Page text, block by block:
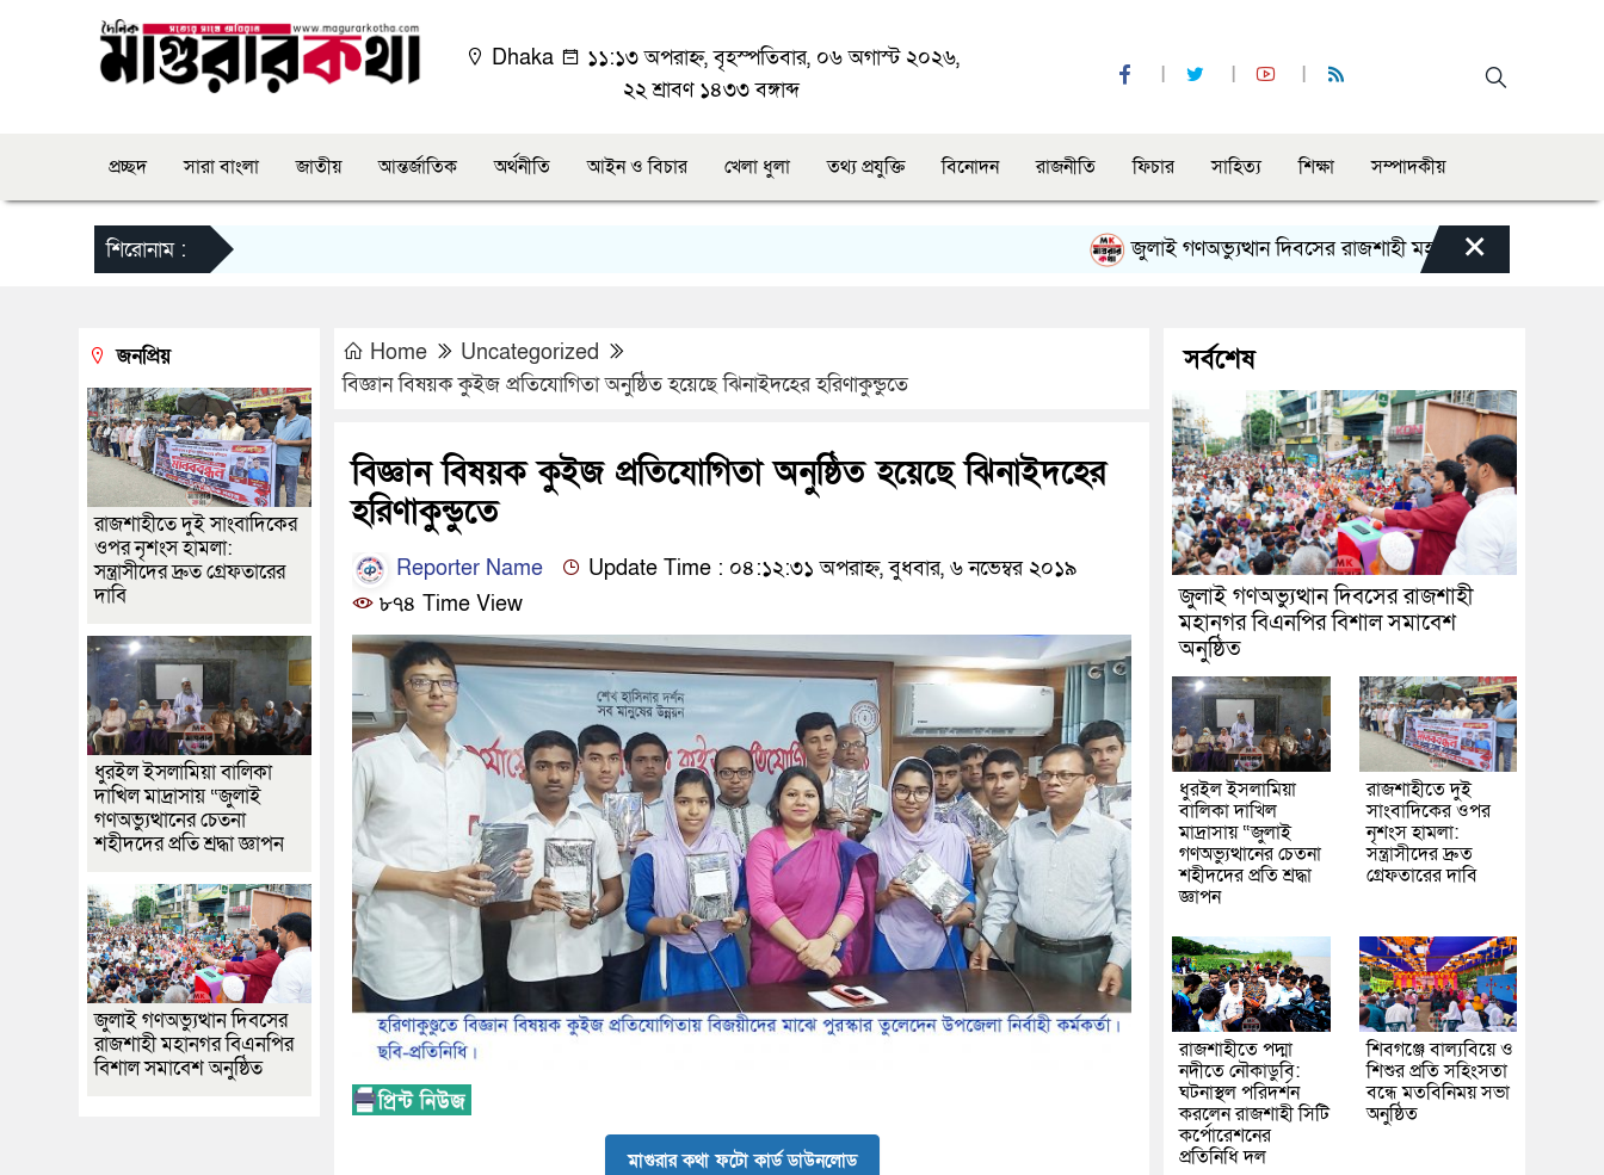
Dhaka
১১:১৩ অপরাহ্ন, বৃহস্পতিবার, ০৬ অগাস্ট ২০২৬,
২২ শ্রাবণ ১৪৩৩ বঙ্গাব্দ
প্রচ্ছদ সারা বাংলা জাতীয় আন্তর্জাতিক অর্থনীতি আইন ও বিচার খেলা ধুলা তথ্য প্রযুক্তি বিনোদন রাজনীতি ফিচার সাহিত্য শিক্ষা সম্পাদকীয়
শিরোনাম : জুলাই গণঅভ্যুত্থান দিবসের রাজশাহী মহানগর বিএনপির বিশাল
×
Home
Uncategorized
বিজ্ঞান বিষয়ক কুইজ প্রতিযোগিতা অনুষ্ঠিত হয়েছে ঝিনাইদহের হরিণাকুন্ডুতে
বিজ্ঞান বিষয়ক কুইজ প্রতিযোগিতা অনুষ্ঠিত হয়েছে ঝিনাইদহের
হরিণাকুন্ডুতে
Reporter Name
Update Time : ০৪:১২:৩১ অপরাহ্ন, বুধবার, ৬ নভেম্বর ২০১৯
৮৭৪ Time View
মাগুরার কথা ফটো কার্ড ডাউনলোড
জনপ্রিয়
রাজশাহীতে দুই সাংবাদিকের
ওপর নৃশংস হামলা:
সন্ত্রাসীদের দ্রুত গ্রেফতারের
দাবি
ধুরইল ইসলামিয়া বালিকা
দাখিল মাদ্রাসায় “জুলাই
গণঅভ্যুত্থানের চেতনা
শহীদদের প্রতি শ্রদ্ধা জ্ঞাপন
জুলাই গণঅভ্যুত্থান দিবসের
রাজশাহী মহানগর বিএনপির
বিশাল সমাবেশ অনুষ্ঠিত
সর্বশেষ
জুলাই গণঅভ্যুত্থান দিবসের রাজশাহী
মহানগর বিএনপির বিশাল সমাবেশ
অনুষ্ঠিত
ধুরইল ইসলামিয়া
বালিকা দাখিল
মাদ্রাসায় “জুলাই
গণঅভ্যুত্থানের চেতনা
শহীদদের প্রতি শ্রদ্ধা
জ্ঞাপন
রাজশাহীতে দুই
সাংবাদিকের ওপর
নৃশংস হামলা:
সন্ত্রাসীদের দ্রুত
গ্রেফতারের দাবি
রাজশাহীতে পদ্মা
নদীতে নৌকাডুবি:
ঘটনাস্থল পরিদর্শন
করলেন রাজশাহী সিটি
কর্পোরেশনের
প্রতিনিধি দল
শিবগঞ্জে বাল্যবিয়ে ও
শিশুর প্রতি সহিংসতা
বন্ধে মতবিনিময় সভা
অনুষ্ঠিত